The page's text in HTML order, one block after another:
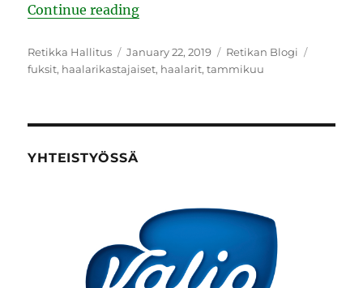
Continue reading“Uuden fuksin ja hallituslaisen
Author
Retikka Hallitus
Posted
on
January 22, 2019 Categories
Retikan Blogi
fuksit, haalarikastajaiset, haalarit,tammikuu
YHTEISTYÖSSÄ